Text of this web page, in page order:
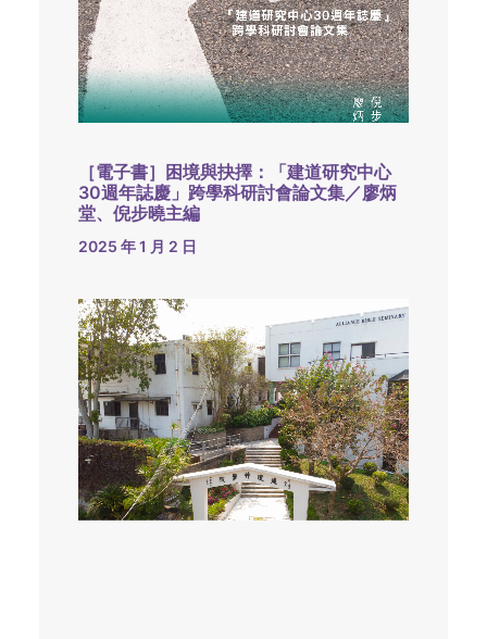
［電子書］困境與抉擇：「建道研究中心
30週年誌慶」跨學科研討會論文集／廖炳
堂、倪步曉主編
2025 年 1 月 2 日